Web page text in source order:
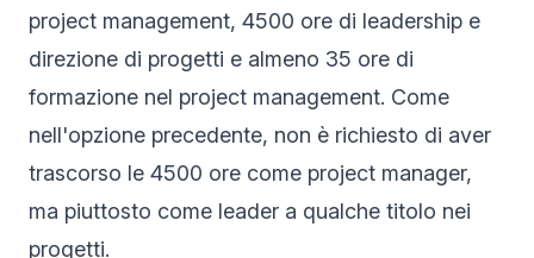
project management, 4500 ore di leadership e
direzione di progetti e almeno 35 ore di
formazione nel project management. Come
nell'opzione precedente, non è richiesto di aver
trascorso le 4500 ore come project manager,
ma piuttosto come leader a qualche titolo nei
progetti.